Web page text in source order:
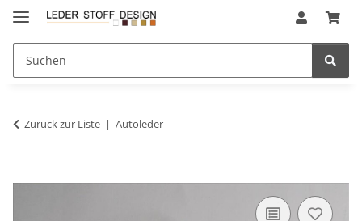
Zurück zur Liste Autoleder